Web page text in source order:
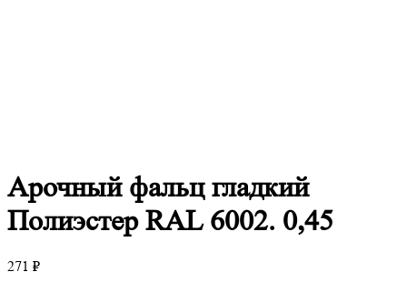
Арочныйфальц гладкий
Полиэстер RAL 6002. 0,45
271 ₽